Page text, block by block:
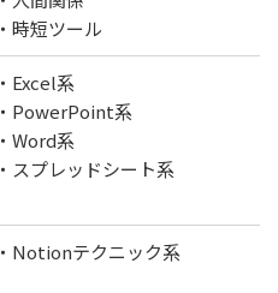
・時短ツール
・Excel系
・PowerPoint系
・Word系
・スプレッドシート系
・Notionテクニック系